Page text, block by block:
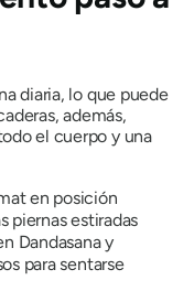
diaria, lo que puede
además,
el cuerpo y una
en posición
piernas estiradas
Dandasana y
para sentarse